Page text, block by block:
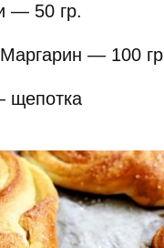
— 50 гр.
— 100 гр
щепотка